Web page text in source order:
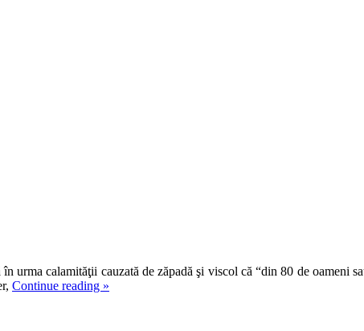
urma calamităţii cauzată de zăpadă şi viscol că “din 80 de
Continue reading »